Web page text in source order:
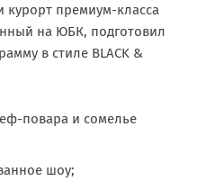
курорт премиум-класса
на ЮБК, подготовил
в стиле BLACK &
повара и сомелье
шоу;